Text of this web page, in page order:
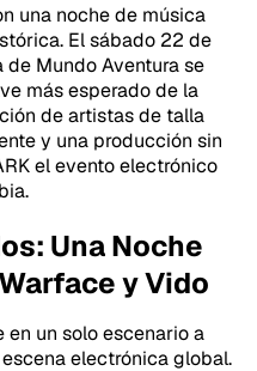
una noche de música
El sábado 22 de
Mundo Aventura se
más esperado de la
de artistas de talla
y una producción sin
el evento electrónico
Una Noche
y Vido
en un solo escenario a
electrónica global.